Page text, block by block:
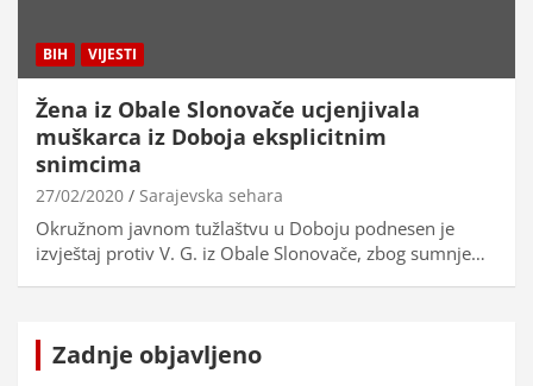
BIH VIJESTI
Žena iz Obale Slonovače ucjenjivala
muškarca iz Doboja eksplicitnim
snimcima
27/02/2020 Sarajevska sehara
Okružnom javnom tužlaštvu u Doboju podnesen je
izvještaj protiv V. G. iz Obale Slonovače, zbog sumnje…
Zadnje objavljeno